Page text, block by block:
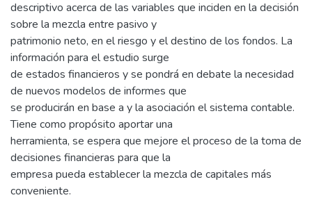
descriptivo acerca de las variables que inciden en la decisión
sobre la mezcla entre pasivo y
patrimonio neto, en el riesgo y el destino de los fondos. La
información para el estudio surge
de estados financieros y se pondrá en debate la necesidad
de nuevos modelos de informes que
se producirán en base a y la asociación el sistema contable.
Tiene como propósito aportar una
herramienta, se espera que mejore el proceso de la toma de
decisiones financieras para que la
empresa pueda establecer la mezcla de capitales más
conveniente.